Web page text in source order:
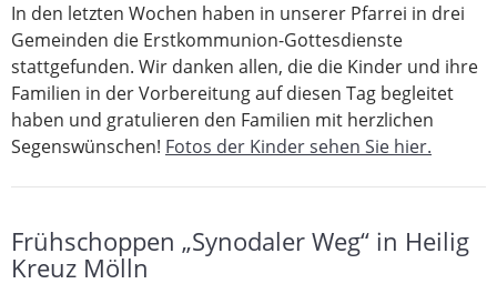
In den letzten Wochen haben in unserer Pfarrei in drei
Gemeinden die Erstkommunion-Gottesdienste
stattgefunden. Wir danken allen, die die Kinder und ihre
Familien in der Vorbereitung auf diesen Tag begleitet
haben und gratulieren den Familien mit herzlichen
Segenswünschen! Fotos der Kinder sehen Sie hier.
Frühschoppen „Synodaler Weg“ in Heilig
Kreuz Mölln